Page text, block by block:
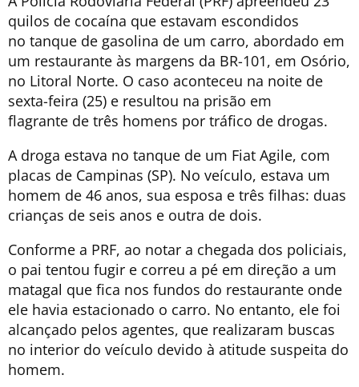
quilos de cocaína que estavam escondidos
no tanque de gasolina de um carro, abordado em
um restaurante às margens da BR-101, em Osório,
no Litoral Norte. O caso aconteceu na noite de
sexta-feira (25) e resultou na prisão em
flagrante de três homens por tráfico de drogas.
A droga estava no tanque de um Fiat Agile, com
placas de Campinas (SP). No veículo, estava um
homem de 46 anos, sua esposa e três filhas: duas
crianças de seis anos e outra de dois.
Conforme a PRF, ao notar a chegada dos policiais,
o pai tentou fugir e correu a pé em direção a um
matagal que fica nos fundos do restaurante onde
ele havia estacionado o carro. No entanto, ele foi
alcançado pelos agentes, que realizaram buscas
no interior do veículo devido à atitude suspeita do
homem.